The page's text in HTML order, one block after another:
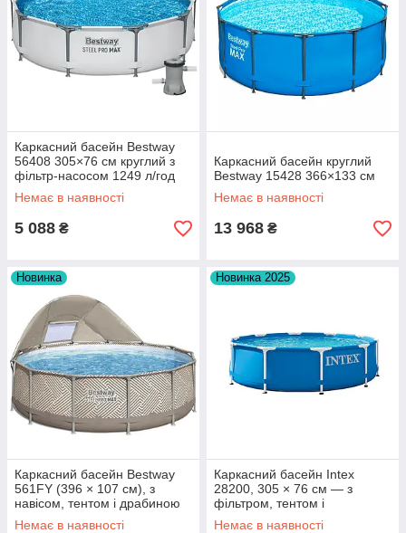
Каркасний басейн Bestway
56408 305×76 см круглий з
фільтр-насосом 1249 л/год
Немає в наявності
5 088 ₴
Каркасний басейн круглий
Bestway 15428 366×133 см
Немає в наявності
13 968 ₴
Новинка
Каркасний басейн Bestway
561FY (396 × 107 см), з
навісом, тентом і драбиною
Немає в наявності
Новинка 2025
Каркасний басейн Intex
28200, 305 × 76 см — з
фільтром, тентом і
підстилкою
Немає в наявності